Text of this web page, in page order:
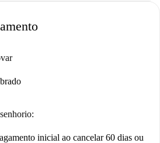
inicial ao cancelar 60 dias ou